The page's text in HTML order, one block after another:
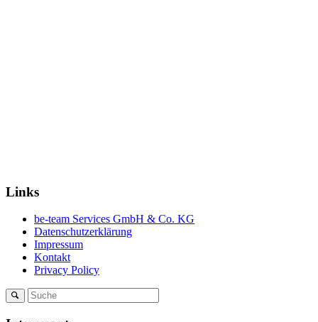
Links
be-team Services GmbH & Co. KG
Datenschutzerklärung
Impressum
Kontakt
Privacy Policy